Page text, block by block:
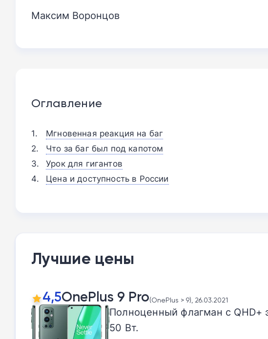
Максим Воронцов
Оглавление
Мгновенная реакция на баг
Что за баг был под капотом
Урок для гигантов
Цена и доступность в России
Лучшие цены
4,5OnePlus 9 Pro(OnePlus > 9), 26.03.2021
Полноценный флагман с QHD+
50 Вт.